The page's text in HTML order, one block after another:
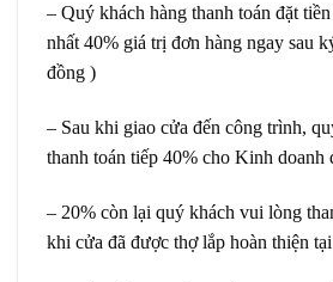
– Quý khách hàng thanh toán đặt
nhất 40% giá trị đơn hàng ngay sau
đồng )
– Sau khi giao cửa đến công trình,
thanh toán tiếp 40% cho Kinh doanh
– 20% còn lại quý khách vui lòng
khi cửa đã được thợ lắp hoàn thiện